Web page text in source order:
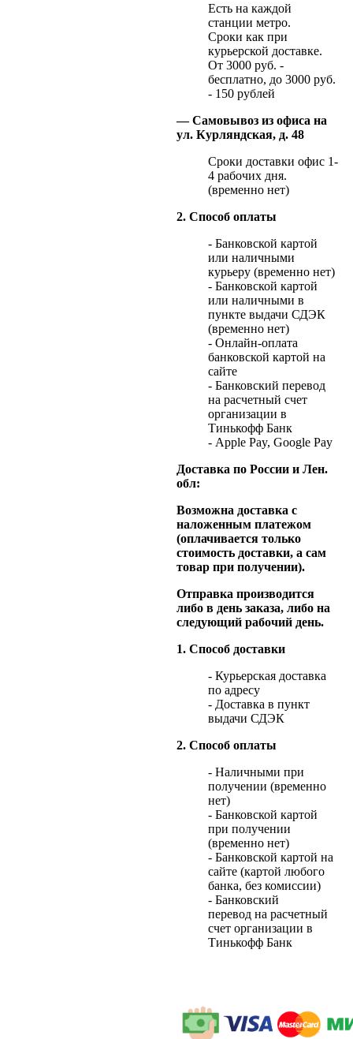
Есть на каждой
станции метро.
Сроки как при
курьерской доставке.
От 3000 руб. -
бесплатно, до 3000 руб.
- 150 рублей
— Самовывоз из офиса на
ул. Курляндская, д. 48
Сроки доставки офис 1-
4 рабочих дня.
(временно нет)
2. Способ оплаты
- Банковской картой
или наличными
курьеру (временно нет)
- Банковской картой
или наличными в
пункте выдачи СДЭК
(временно нет)
- Онлайн-оплата
банковской картой на
сайте
- Банковский перевод
на расчетный счет
организации в
Тинькофф Банк
- Apple Pay, Google Pay
Доставка по России и Лен.
обл:
Возможна доставка с
наложенным платежом
(оплачивается только
стоимость доставки, а сам
товар при получении).
Отправка производится
либо в день заказа, либо на
следующий рабочий день.
1. Способ доставки
- Курьерская доставка
по адресу
- Доставка в пункт
выдачи СДЭК
2. Способ оплаты
- Наличными при
получении (временно
нет)
- Банковской картой
при получении
(временно нет)
- Банковской картой на
сайте (картой любого
банка, без комиссии)
- Банковский
перевод на расчетный
счет организации в
Тинькофф Банк